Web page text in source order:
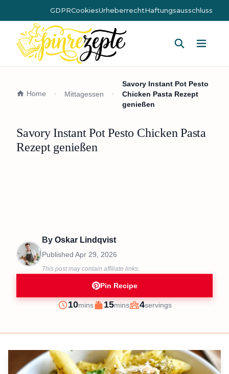
GDPRCookiesUrheberrechtHaftungsausschluss
Home Mittagessen
Savory Instant Pot Pesto
Chicken Pasta Rezept
genießen
Savory Instant Pot Pesto Chicken Pasta
Rezept genießen
By Oskar Lindqvist
Published Apr 29, 2026
This post may contain affiliate links.
Pin Recipe
Prep
10minutes
mins
Cook
15minutes
mins
Servings
4servings